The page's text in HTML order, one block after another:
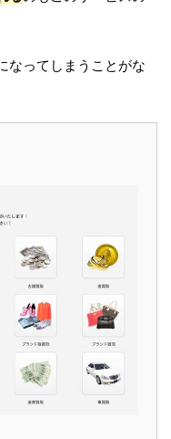
なってしまうことがな